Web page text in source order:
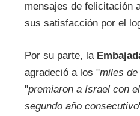
mensajes de felicitación
sus satisfacción por el
Por su parte, la
agradeció a los "miles de
"premiaron a Israel con
segundo año consecutivo